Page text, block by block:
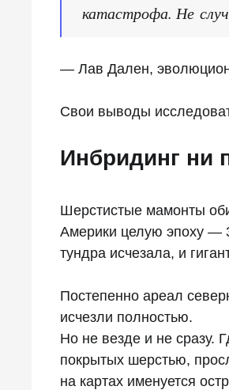
катастрофа. Не
— Лав Дален,
Свои выводы
Инбридинг ни
Шерстистые мамонты
Америки целую эпоху —
тундра исчезала, и
Постепенно ареал
исчезли полностью.
Но не везде и не сразу.
покрытых шерстью,
на картах именуется